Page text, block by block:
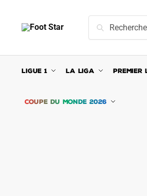
navigation
content
pour :
Recherche
LIGUE 1 LA LIGA PREMIER
COUPE DU MONDE 2026